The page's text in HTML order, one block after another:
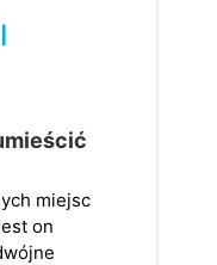
miejsc
on